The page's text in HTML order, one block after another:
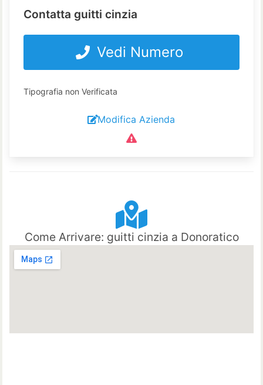
Contatta guitti cinzia
Vedi Numero
Tipografia non Verificata
Modifica Azienda
Come Arrivare: guitti cinzia a Donoratico